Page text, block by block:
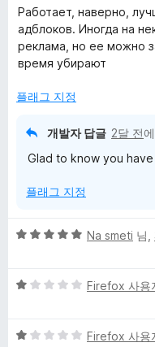
에
1
점
점
만
점
에
점
Работает, наверно,
адблоков. Иногда на
реклама, но ее можно
время убирают
플래그 지정
개발자 답글 2달 전
Glad to know you
플래그 지정
5
점
점
Na smeti 님,
5
점
Firefox 사용
5
Firefox 사